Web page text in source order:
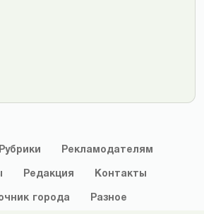
Рубрики Рекламодателям
Редакция Контакты
города Разное